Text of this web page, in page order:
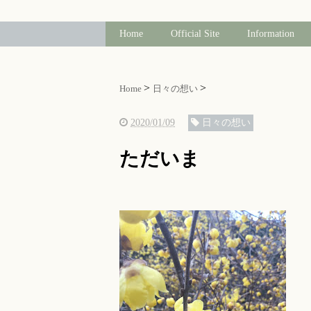
Home Official Site Information
Home 日々の想い
2020/01/09 日々の想い
ただいま